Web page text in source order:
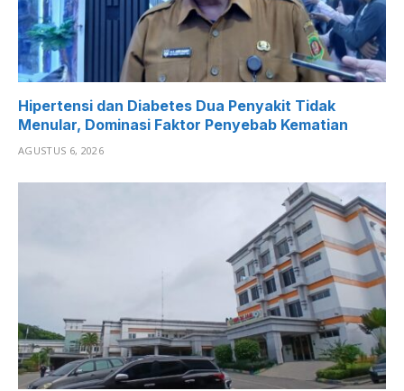
Hipertensi dan Diabetes Dua Penyakit Tidak
Menular, Dominasi Faktor Penyebab Kematian
AGUSTUS 6, 2026